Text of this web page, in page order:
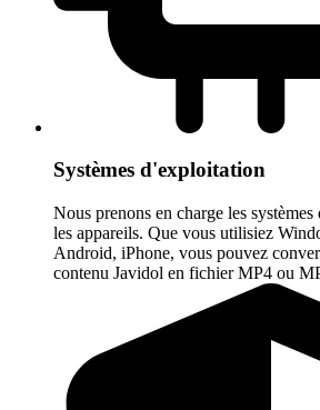
Systèmes d'exploitation
Nous prenons en charge les
les appareils. Que vous utilisiez
Android, iPhone, vous pouvez
contenu Javidol en fichier MP4 ou